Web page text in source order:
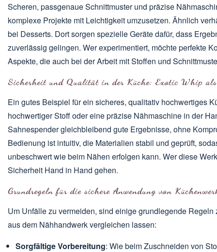
Scheren, passgenaue Schnittmuster und präzise
komplexe Projekte mit Leichtigkeit umzusetzen. Ähnlich
bei Desserts. Dort sorgen spezielle Geräte dafür, dass
zuverlässig gelingen. Wer experimentiert, möchte perfekte
Aspekte, die auch bei der Arbeit mit Stoffen und
Sicherheit und Qualität in der Küche: Exotic Whip
Ein gutes Beispiel für ein sicheres, qualitativ hochwertiges
hochwertiger Stoff oder eine präzise Nähmaschine in der
Sahnespender gleichbleibend gute Ergebnisse, ohne
Bedienung ist intuitiv, die Materialien stabil und geprüft,
unbeschwert wie beim Nähen erfolgen kann. Wer diese
Sicherheit Hand in Hand gehen.
Grundregeln für die sichere Anwendung von
Um Unfälle zu vermeiden, sind einige grundlegende
aus dem Nähhandwerk vergleichen lassen:
Sorgfältige Vorbereitung: Wie beim Zuschneiden von